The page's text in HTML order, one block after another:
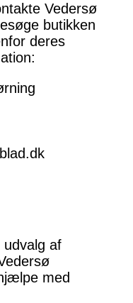
Vedersø
butikken
deres
udvalg af
med